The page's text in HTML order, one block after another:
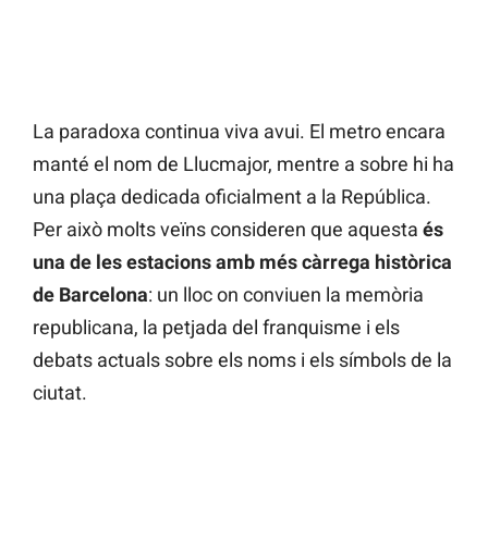
La paradoxa continua viva avui. El metro encara
manté el nom de Llucmajor, mentre a sobre hi ha
una plaça dedicada oficialment a la República.
Per això molts veïns consideren que aquesta és
una de les estacions amb més càrrega històrica
de Barcelona: un lloc on conviuen la memòria
republicana, la petjada del franquisme i els
debats actuals sobre els noms i els símbols de la
ciutat.